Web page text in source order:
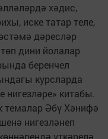
хәдис,
иске татар теле,
дәресләр
дини йолалар
беренчел
курсларда
китабы.
темалар Әбү Хәнифә
нигезләнеп
үткәрелә,